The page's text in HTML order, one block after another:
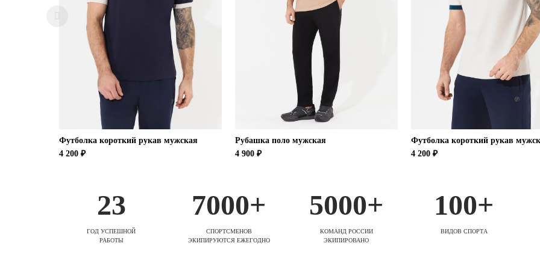
Футболка короткий рукав мужская
4 200 ₽
Рубашка поло мужская
4 900 ₽
Футболка короткий рукав
4 200 ₽
23
ГОД УСПЕШНОЙ
РАБОТЫ
7000+
СПОРТСМЕНОВ
ЭКИПИРУЮТСЯ ЕЖЕГОДНО
5000+
КОМАНД РОССИИ
ЭКИПИРОВАНО
100+
ВИДОВ СПОРТА